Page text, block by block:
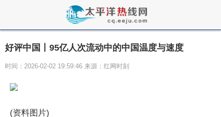
好评中国丨95亿人次流动中的中国温度与速度
时间：2026-02-02 19:59:46 来源：红网时刻
(资料图片)